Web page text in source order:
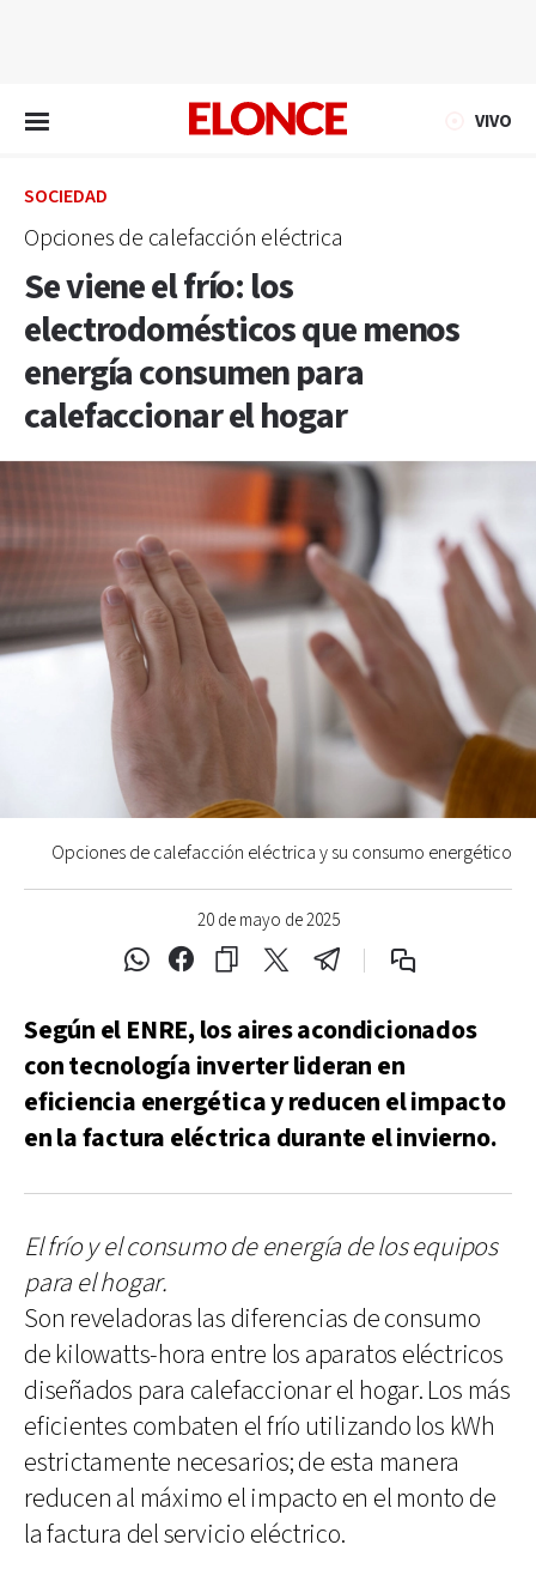
VIVO
SOCIEDAD
Opciones de calefacción eléctrica
Se viene el frío: los
electrodomésticos que menos
energía consumen para
calefaccionar el hogar
20 de mayo de 2025
Opciones de calefacción eléctrica y su consumo energético
Según el ENRE, los aires acondicionados
con tecnología inverter lideran en
eficiencia energética y reducen el impacto
en la factura eléctrica durante el invierno.
El frío y el consumo de energía de los equipos
para el hogar.
Son reveladoras las diferencias de consumo
de kilowatts-hora entre los aparatos eléctricos
diseñados para calefaccionar el hogar. Los más
eficientes combaten el frío utilizando los kWh
estrictamente necesarios; de esta manera
reducen al máximo el impacto en el monto de
la factura del servicio eléctrico.